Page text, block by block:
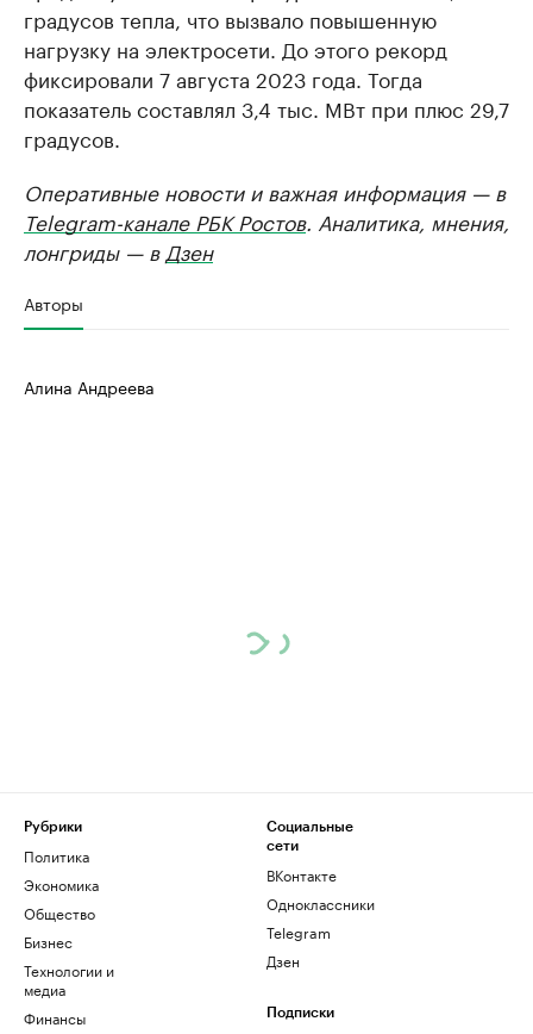
градусов тепла, что вызвало повышенную
нагрузку на электросети. До этого рекорд
фиксировали 7 августа 2023 года. Тогда
показатель составлял 3,4 тыс. МВт при плюс 29,7
градусов.
Оперативные новости и важная информация — в
Telegram-канале РБК Ростов. Аналитика, мнения,
лонгриды — в Дзен
Авторы
Алина Андреева
Рубрики
Политика
Экономика
Общество
Бизнес
Технологии и
медиа
Финансы
Социальные
сети
ВКонтакте
Одноклассники
Telegram
Дзен
Подписки